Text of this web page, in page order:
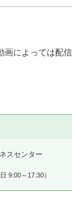
によっては配
スセンター
9:00～17:30）